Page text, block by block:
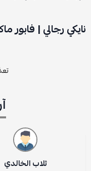
نايكي رجالي | فابور
ثلاب الخالدي